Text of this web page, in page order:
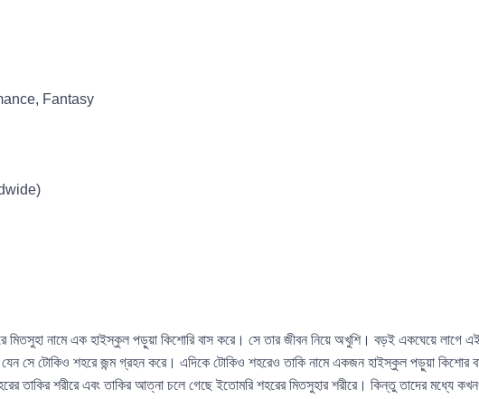
Fantasy
মিতসুহা নামে এক হাইস্কুল পড়ুয়া কিশোরি বাস করে। সে তার জীবন নিয়ে অখুশি। বড়ই একঘেয়ে লাগে
যেন সে টোকিও শহরে জন্ম গ্রহন করে। এদিকে টোকিও শহরেও তাকি নামে একজন হাইস্কুল পড়ুয়া
তাকির শরীরে এবং তাকির আত্না চলে গেছে ইতোমরি শহরের মিতসুহার শরীরে। কিন্তু তাদের মধ্যে